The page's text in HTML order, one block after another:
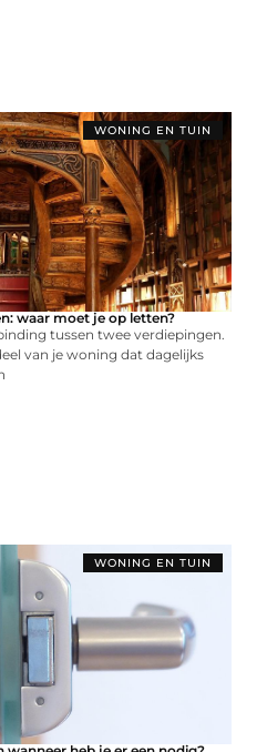
WONING EN TUIN
waar moet je op letten?
tussen twee verdiepingen.
van je woning dat dagelijks
WONING EN TUIN